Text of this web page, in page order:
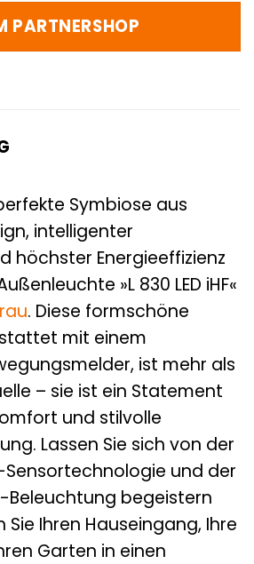
PARTNERSHOP
Symbiose aus
intelligenter
höchster Energieeffizienz
»L 830 LED iHF«
. Diese formschöne
mit einem
ist mehr als
– sie ist ein Statement
und stilvolle
Lassen Sie sich von der
Sensortechnologie und der
Beleuchtung begeistern
Ihren Hauseingang, Ihre
Garten in einen